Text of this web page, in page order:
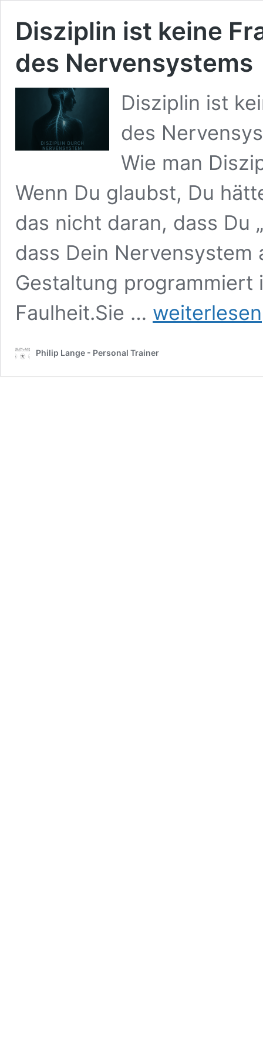
Disziplin ist keine
des Nervensystems
Disziplin ist
des
Wie man
Wenn Du glaubst, Du
das nicht daran, dass Du
dass Dein
Gestaltung
Faulheit.Sie …
Disziplin
ist
des
sondern
weiterlesen
Philip Lange - Personal Trainer